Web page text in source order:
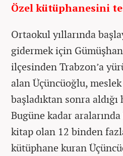
Özel kütüphanesini
Ortaokul yıllarında
gidermek için
ilçesinden Trabzon’a
alan Üçüncüoğlu,
başladıktan sonra
Bugüne kadar
kitap olan 12 binden
kütüphane kuran